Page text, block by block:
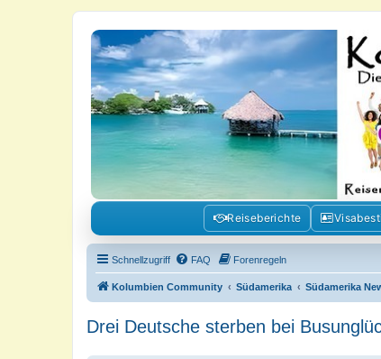
Kolumbienforum - Das grosse
Reisen, Auswandern, Kultur, Politik, Geschichte und Visum in
Reiseberichte
Schnellzugriff FAQ Forenregeln
Kolumbien Community Südamerika Südamerika
Drei Deutsche sterben bei